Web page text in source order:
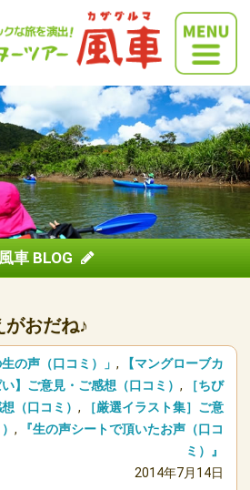
風車 BLOG
おだね♪
生の声（口コミ）」 ,
【マングローブカ
】ご意見・ご感想（口コミ） ,
［ちび
（口コミ） ,
［厳選イラスト集］ご意
,
『生の声シートで頂いたお声（口コ
ミ）』
2014年7月14日